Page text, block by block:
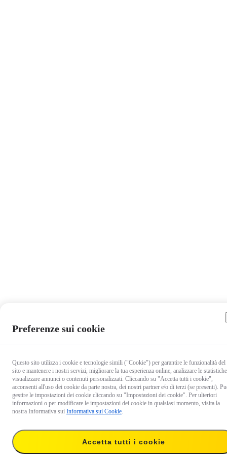
61,99 €
Preferenze sui cookie
Questo sito utilizza i cookie e tecnologie simili ("Cookie") per garantire le funzionalità del
sito e mantenere i nostri servizi, migliorare la tua esperienza online, analizzare le
visualizzare annunci o contenuti personalizzati. Cliccando su "Accetta tutti i cookie",
acconsenti all'uso dei cookie da parte nostra, dei nostri partner e/o di terzi (se presenti).
gestire le impostazioni dei cookie cliccando su "Impostazioni dei cookie". Per ulteriori
informazioni o per modificare le impostazioni dei cookie in qualsiasi momento, visita la
nostra Informativa sui Informativa sui Cookie.
Accetta tutti i cookie